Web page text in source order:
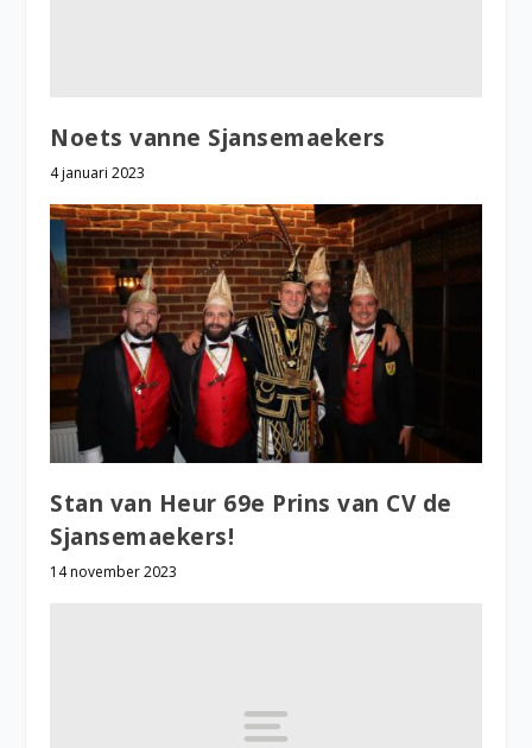
Noets vanne Sjansemaekers
4 januari 2023
Stan van Heur 69e Prins van CV de
Sjansemaekers!
14 november 2023